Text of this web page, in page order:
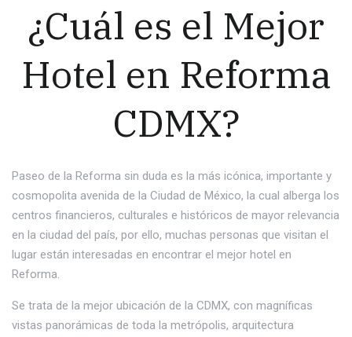
¿Cuál es el Mejor
Hotel en Reforma
CDMX?
Paseo de la Reforma sin duda es la más icónica, importante y
cosmopolita avenida de la Ciudad de México, la cual alberga los
centros financieros, culturales e históricos de mayor relevancia
en la ciudad del país, por ello, muchas personas que visitan el
lugar están interesadas en encontrar el mejor hotel en
Reforma.
Se trata de la mejor ubicación de la CDMX, con magníficas
vistas panorámicas de toda la metrópolis, arquitectura